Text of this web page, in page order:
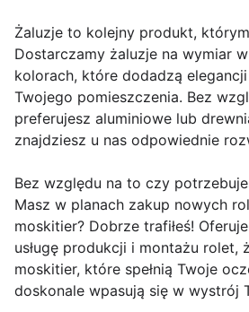
Żaluzje to kolejny produkt,
Dostarczamy żaluzje na wymiar
kolorach, które dodadzą
Twojego pomieszczenia. Bez
preferujesz aluminiowe lub
znajdziesz u nas odpowiednie
Bez względu na to czy
Masz w planach zakup nowych
moskitier? Dobrze trafiłeś!
usługę produkcji i montażu rolet,
moskitier, które spełnią Twoje
doskonale wpasują się w wystrój